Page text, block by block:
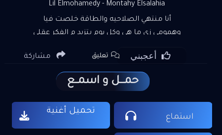
استماع
حمـــل و اسمــع
تحميل أغنية
Lil Elmohamedy - Montahy Elsalahia
أنا منتهي الصلاحيه والطاقة خلصت فيا
وهمومي زي ما هي وكل يوم بتزيد م الفكر عقلي
الحلول دي بعيد قالولي الدنيا بكره هتحلي
وطلعت خلق كدابه دي عمرها يوم ما كانت سهله
وكل شويه تتغابا قالو الكنز ف نهاية الرحلة
خوفي من شريط العمر الحاله صفر المية من
اقرب الناس ليا وروني غدر ازيه كنت فيهم مخدوع
مشاركة أعجبني تعليق